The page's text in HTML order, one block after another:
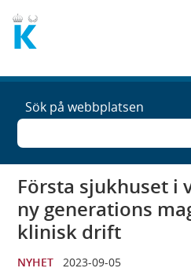
Sök på webbplatsen
Första sjukhuset i
ny generations
klinisk drift
NYHET 2023-09-05